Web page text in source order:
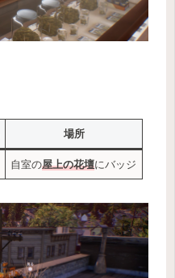
場所
自室の屋上の花壇にバッジ